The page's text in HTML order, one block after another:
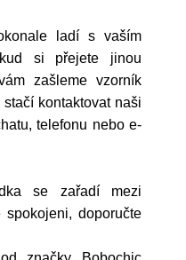
ladí s vaším
si přejete jinou
zašleme vzorník
kontaktovat naši
telefonu nebo e-
se zařadí mezi
spokojeni, doporučte